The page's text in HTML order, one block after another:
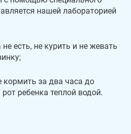
нашей лабораторией
есть, не курить и не жевать
кормить за два часа до
ребенка теплой водой.